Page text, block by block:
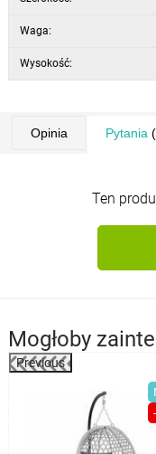
Waga:
Wysokość:
Opinia Pytania
Ten
Mogłoby
Previous